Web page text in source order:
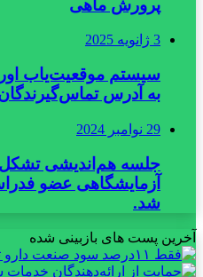
پرورش ماهی
3 ژانویه 2025
سیستم موقعیت‌یاب
به آدرس تماس‌گیرندگان
29 نوامبر 2024
جلسه هم‌اندیشی
آزمایشگاهی عضو
شد.
آخرین پست های بازبینی شده